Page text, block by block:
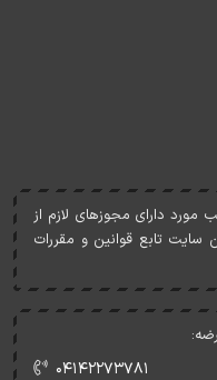
دارای مجوزهای لازم از
سايت تابع قوانين و مقررات
۰۴۱۴۲۲۷۳۷۸۱